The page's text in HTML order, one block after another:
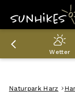
WANDERZIELE
WANDERUNGEN
ENTDECKEN
PLANER
Wetter
Naturpark Harz